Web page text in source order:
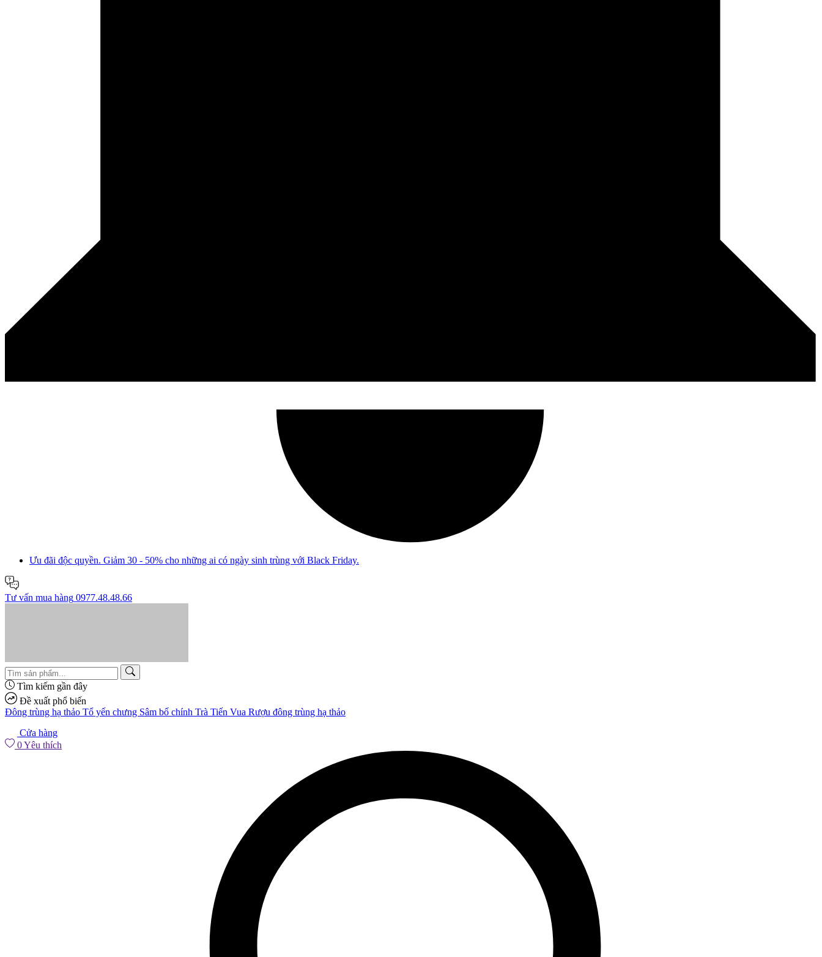
Ưu đãi độc quyền. Giảm 30 - 50% cho những ai có ngày sinh trùng với Black Friday.
Tư vấn mua hàng 0977.48.48.66
Tìm kiếm gần đây
Đề xuất phổ biến
Đông trùng hạ thảo Tổ yến chưng Sâm bố chính Trà Tiến Vua Rượu đông trùng hạ thảo
Cửa hàng
0Yêu thích